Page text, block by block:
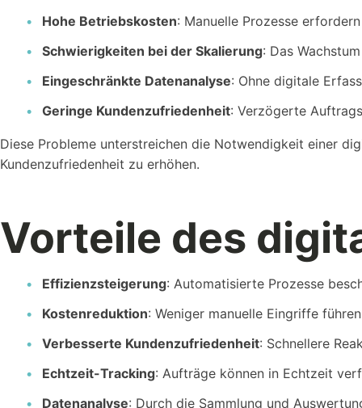
Wer sind wir?
Hohe Betriebskosten: Manuelle Prozesse
Schwierigkeiten bei der Skalierung: Das
Eingeschränkte Datenanalyse: Ohne digitale
Geringe Kundenzufriedenheit: Verzögerte
Diese Probleme unterstreichen die Notwendigkeit einer
Kundenzufriedenheit zu erhöhen.
Vorteile des
Effizienzsteigerung: Automatisierte Prozesse
Kostenreduktion: Weniger manuelle Eingriffe
Verbesserte Kundenzufriedenheit: Schnellere
Echtzeit-Tracking: Aufträge können in Echtzeit
Datenanalyse: Durch die Sammlung und